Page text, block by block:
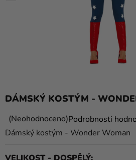
a
merch
DÁMSKÝ KOSTÝM -
Průměrné
hodnocení
je
NeohodnocenoPodrobnosti
Dámský kostým - Wonder Woman